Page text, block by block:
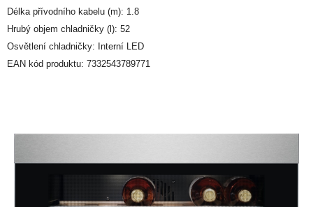
Délka přívodního kabelu (m): 1.8
Hrubý objem chladničky (l): 52
Osvětlení chladničky: Interní LED
EAN kód produktu: 7332543789771